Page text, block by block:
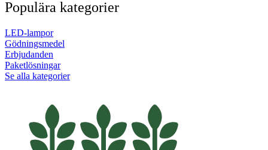
Populära kategorier
LED-lampor
Gödningsmedel
Erbjudanden
Paketlösningar
Se alla kategorier